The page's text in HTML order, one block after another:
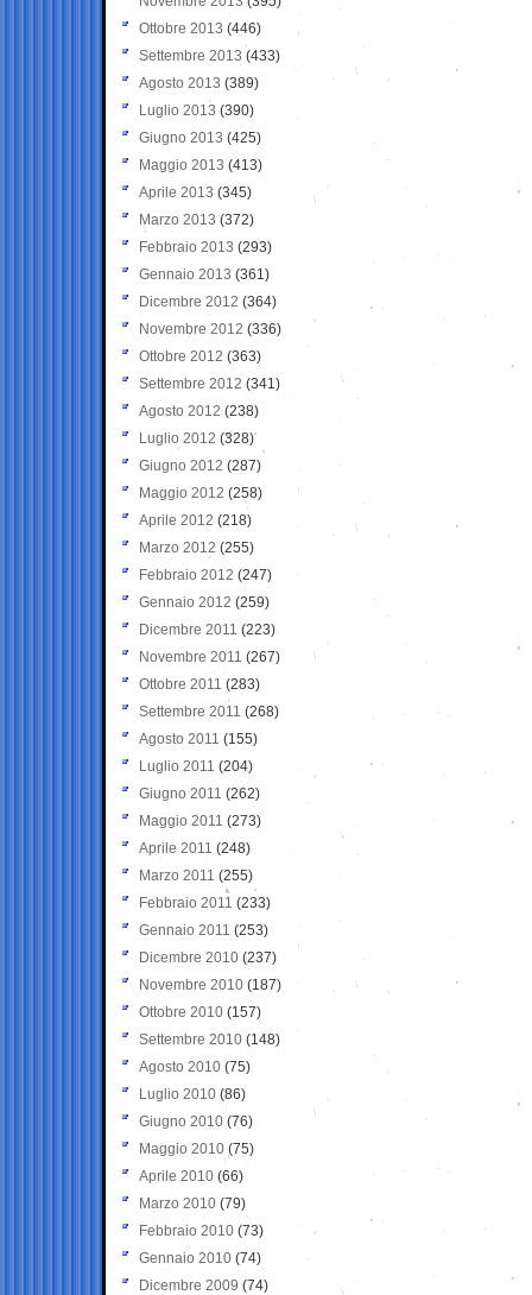
Ottobre 2013 (446)
Settembre 2013 (433)
Agosto 2013 (389)
Luglio 2013 (390)
Giugno 2013 (425)
Maggio 2013 (413)
Aprile 2013 (345)
Marzo 2013 (372)
Febbraio 2013 (293)
Gennaio 2013 (361)
Dicembre 2012 (364)
Novembre 2012 (336)
Ottobre 2012 (363)
Settembre 2012 (341)
Agosto 2012 (238)
Luglio 2012 (328)
Giugno 2012 (287)
Maggio 2012 (258)
Aprile 2012 (218)
Marzo 2012 (255)
Febbraio 2012 (247)
Gennaio 2012 (259)
Dicembre 2011 (223)
Novembre 2011 (267)
Ottobre 2011 (283)
Settembre 2011 (268)
Agosto 2011 (155)
Luglio 2011 (204)
Giugno 2011 (262)
Maggio 2011 (273)
Aprile 2011 (248)
Marzo 2011 (255)
Febbraio 2011 (233)
Gennaio 2011 (253)
Dicembre 2010 (237)
Novembre 2010 (187)
Ottobre 2010 (157)
Settembre 2010 (148)
Agosto 2010 (75)
Luglio 2010 (86)
Giugno 2010 (76)
Maggio 2010 (75)
Aprile 2010 (66)
Marzo 2010 (79)
Febbraio 2010 (73)
Gennaio 2010 (74)
Dicembre 2009 (74)